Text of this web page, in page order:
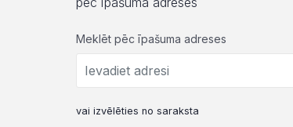
Meklēt pēc īpašuma adreses
vai izvēlēties no saraksta